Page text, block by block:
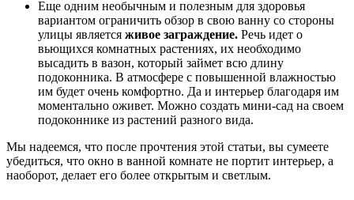
Еще одним необычным и полезным для здоровья
вариантом ограничить обзор в свою ванну со стороны
улицы является живое заграждение. Речь идет о
вьющихся комнатных растениях, их необходимо
высадить в вазон, который займет всю длину
подоконника. В атмосфере с повышенной влажностью
им будет очень комфортно. Да и интерьер благодаря им
моментально оживет. Можно создать мини-сад на своем
подоконнике из растений разного вида.
Мы надеемся, что после прочтения этой статьи, вы сумеете
убедиться, что окно в ванной комнате не портит интерьер, а
наоборот, делает его более открытым и светлым.